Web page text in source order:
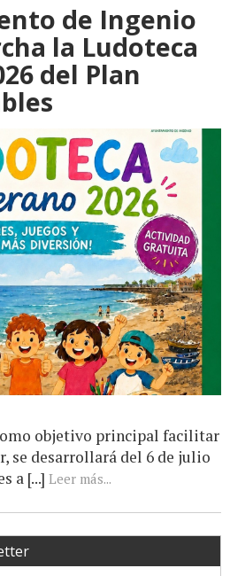
de Ingenio
la Ludoteca
del Plan
objetivo principal facilitar
se desarrollará del 6 de julio
a [...] Leer más...